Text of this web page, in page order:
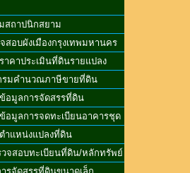
สถาปนิกสยาม
สอบผังเมืองกรุงเทพมหานคร
าคาประเมินที่ดินรายแปลง
รมคำนวณภาษีขายที่ดิน
อมูลการจัดสรรที่ดิน
อมูลการจดทะเบียนอาคารชุด
ำแหน่งแปลงที่ดิน
วจสอบทะเบียนที่ดิน/หลักทรัพย์